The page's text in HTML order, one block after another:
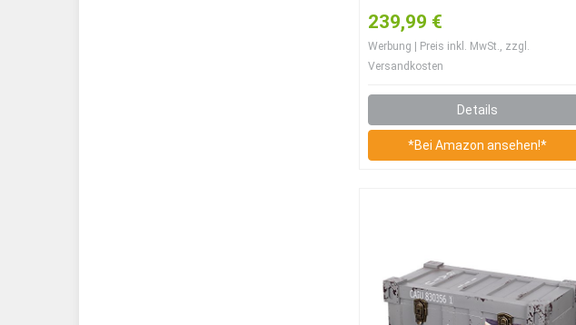
Vintage Shabby chic Style
aus Massiv-Holz in Weiss mit
Stauraum und Deckel
Landhaus Wohnzimmertisch
Holztisch weiß
239,99 €
Werbung | Preis inkl. MwSt., zzgl.
Versandkosten
Details
*Bei Amazon ansehen!*